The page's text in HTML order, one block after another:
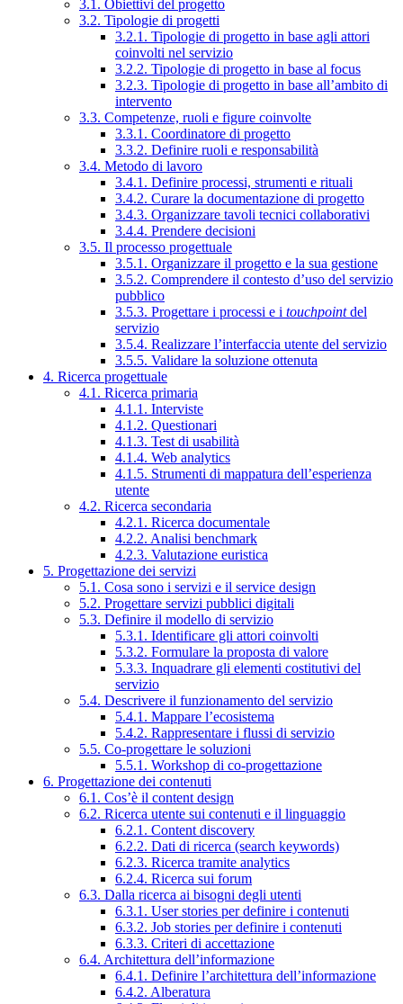
3.1. Obiettivi del progetto
3.2. Tipologie di progetti
3.2.1. Tipologie di progetto in base agli attori
coinvolti nel servizio
3.2.2. Tipologie di progetto in base al focus
3.2.3. Tipologie di progetto in base all’ambito di
intervento
3.3. Competenze, ruoli e figure coinvolte
3.3.1. Coordinatore di progetto
3.3.2. Definire ruoli e responsabilità
3.4. Metodo di lavoro
3.4.1. Definire processi, strumenti e rituali
3.4.2. Curare la documentazione di progetto
3.4.3. Organizzare tavoli tecnici collaborativi
3.4.4. Prendere decisioni
3.5. Il processo progettuale
3.5.1. Organizzare il progetto e la sua gestione
3.5.2. Comprendere il contesto d’uso del servizio
pubblico
3.5.3. Progettare i processi e i touchpointdel
servizio
3.5.4. Realizzare l’interfaccia utente del servizio
3.5.5. Validare la soluzione ottenuta
4. Ricerca progettuale
4.1. Ricerca primaria
4.1.1. Interviste
4.1.2. Questionari
4.1.3. Test di usabilità
4.1.4. Web analytics
4.1.5. Strumenti di mappatura dell’esperienza
utente
4.2. Ricerca secondaria
4.2.1. Ricerca documentale
4.2.2. Analisi benchmark
4.2.3. Valutazione euristica
5. Progettazione dei servizi
5.1. Cosa sono i servizi e il service design
5.2. Progettare servizi pubblici digitali
5.3. Definire il modello di servizio
5.3.1. Identificare gli attori coinvolti
5.3.2. Formulare la proposta di valore
5.3.3. Inquadrare gli elementi costitutivi del
servizio
5.4. Descrivere il funzionamento del servizio
5.4.1. Mappare l’ecosistema
5.4.2. Rappresentare i flussi di servizio
5.5. Co-progettare le soluzioni
5.5.1. Workshop di co-progettazione
6. Progettazione dei contenuti
6.1. Cos’è il content design
6.2. Ricerca utente sui contenuti e il linguaggio
6.2.1. Content discovery
6.2.2. Dati di ricerca (search keywords)
6.2.3. Ricerca tramite analytics
6.2.4. Ricerca sui forum
6.3. Dalla ricerca ai bisogni degli utenti
6.3.1. User stories per definire i contenuti
6.3.2. Job stories per definire i contenuti
6.3.3. Criteri di accettazione
6.4. Architettura dell’informazione
6.4.1. Definire l’architettura dell’informazione
6.4.2. Alberatura